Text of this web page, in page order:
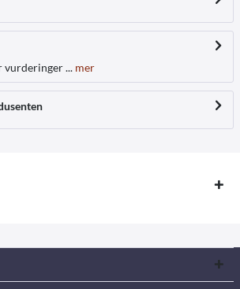
vurderinger ... mer